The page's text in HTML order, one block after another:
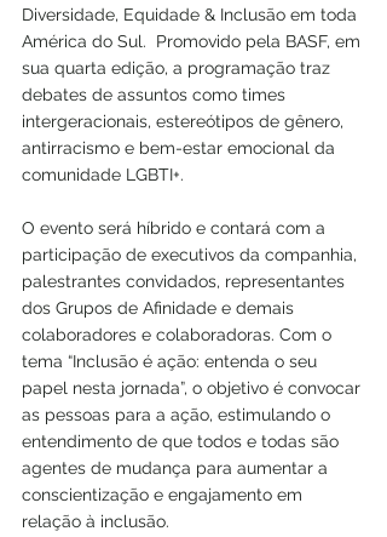
Diversidade, Equidade & Inclusão em toda
América do Sul.  Promovido pela BASF, em
sua quarta edição, a programação traz
debates de assuntos como times
intergeracionais, estereótipos de gênero,
antirracismo e bem-estar emocional da
comunidade LGBTI+.
O evento será híbrido e contará com a
participação de executivos da companhia,
palestrantes convidados, representantes
dos Grupos de Afinidade e demais
colaboradores e colaboradoras. Com o
tema “Inclusão é ação: entenda o seu
papel nesta jornada”, o objetivo é convocar
as pessoas para a ação, estimulando o
entendimento de que todos e todas são
agentes de mudança para aumentar a
conscientização e engajamento em
relação à inclusão.